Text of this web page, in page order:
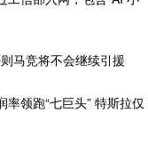
马竞将不会继续引援
领跑“七巨头” 特斯拉仅